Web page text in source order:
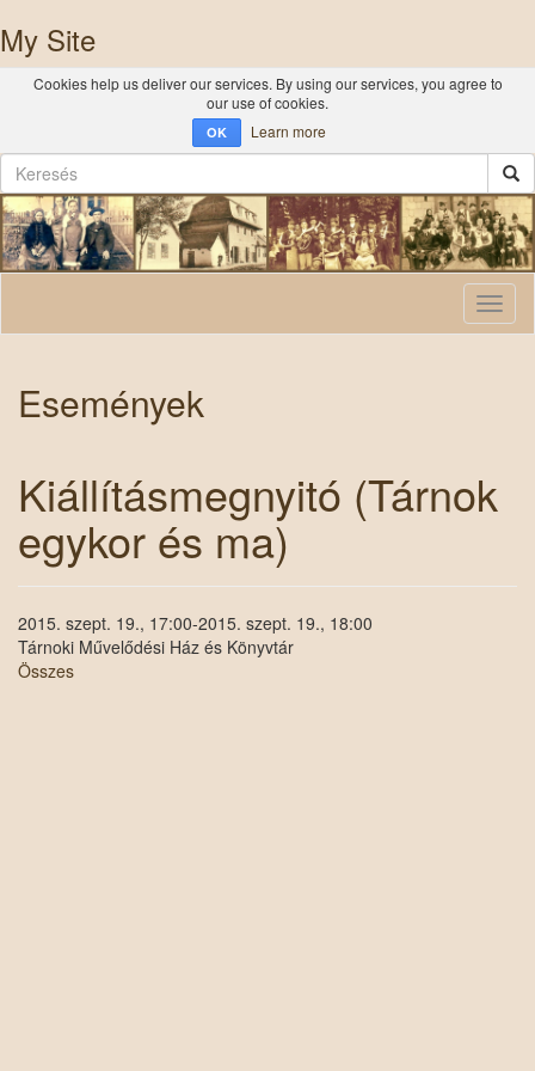
My Site
Cookies help us deliver our services. By using our services, you agree to
our use of cookies.
OK Learn more
Események
Kiállításmegnyitó (Tárnok
egykor és ma)
2015. szept. 19., 17:00-2015. szept. 19., 18:00
Tárnoki Művelődési Ház és Könyvtár
Összes